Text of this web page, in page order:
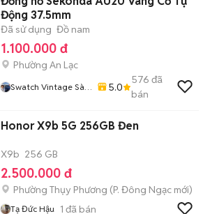
Động 37.5mm
Đã sử dụng Đồ nam
1.100.000 đ
Phường An Lạc
Swatch Vintage Sài
5.0
576 đã
bán
Honor X9b 5G 256GB Đen
X9b 256 GB
2.500.000 đ
Phường Thụy Phương (P. Đông Ngạc mới)
Tạ Đức Hậu 1 đã bán